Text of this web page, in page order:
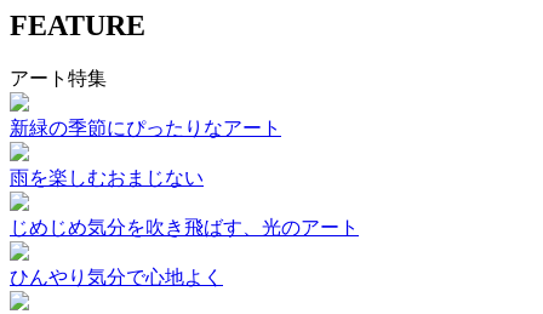
FEATURE
アート特集
新緑の季節にぴったりなアート
雨を楽しむおまじない
じめじめ気分を吹き飛ばす、光のアート
ひんやり気分で心地よく